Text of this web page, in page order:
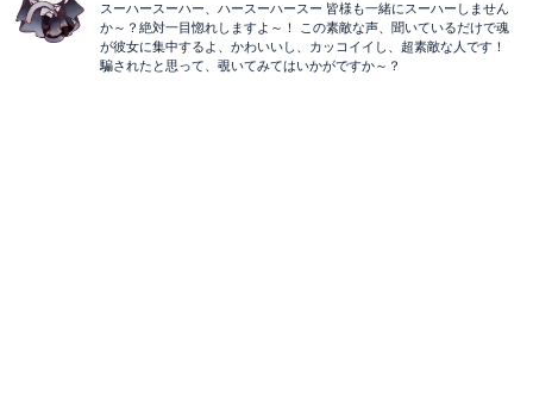
スーハースーハー、ハースーハースー 皆様も一緒にスーハーしません
か～？絶対一目惚れしますよ～！ この素敵な声、聞いているだけで魂
が彼女に集中するよ、かわいいし、カッコイイし、超素敵な人です！
騙されたと思って、覗いてみてはいかがですか～？